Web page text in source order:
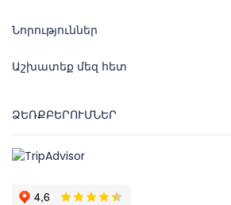
Նորություններ
Աշխատեք մեզ հետ
ՁԵՌՔԲԵՐՈՒՄՆԵՐ